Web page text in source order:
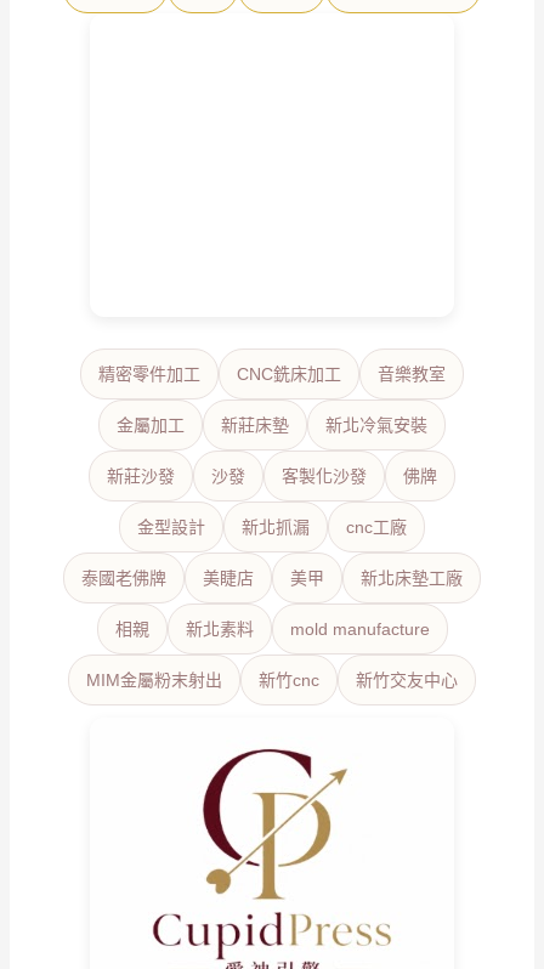
精密零件加工 CNC銑床加工 音樂教室
金屬加工 新莊床墊 新北冷氣安裝
新莊沙發 沙發 客製化沙發 佛牌
金型設計 新北抓漏 cnc工廠
泰國老佛牌 美睫店 美甲 新北床墊工廠
相親 新北素料 mold manufacture
MIM金屬粉末射出 新竹cnc 新竹交友中心